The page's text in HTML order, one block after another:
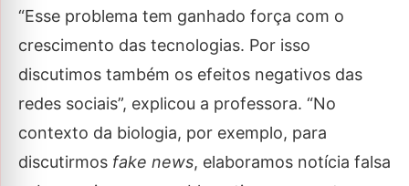
“Esse problema tem ganhado força com o
crescimento das tecnologias. Por isso
discutimos também os efeitos negativos das
redes sociais”, explicou a professora. “No
contexto da biologia, por exemplo, para
discutirmos fake news, elaboramos notícia falsa